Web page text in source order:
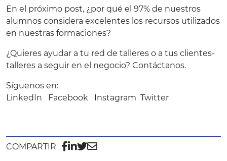
En el próximo post, ¿por qué el 97% de nuestros
alumnos considera excelentes los recursos utilizados
en nuestras formaciones?
¿Quieres ayudar a tu red de talleres o a tus clientes-
talleres a seguir en el negocio? Contáctanos.
Síguenos en:
LinkedIn
Facebook Instagram Twitter
COMPARTIR